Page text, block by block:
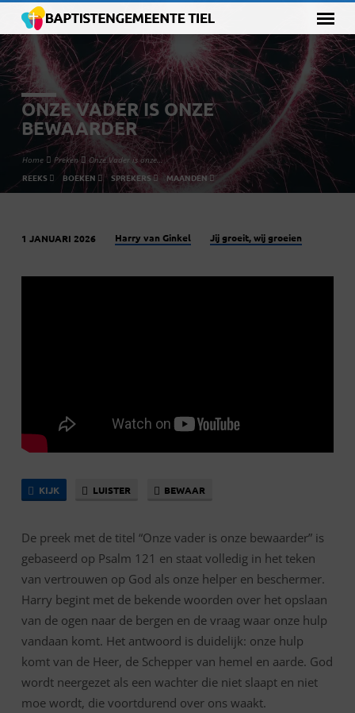
ONZE VADER IS ONZE
BEWAARDER
Home Preken Onze Vader is onze…
REEKS BOEKEN SPREKERS MAANDEN
VADER
1 JANUARI 2026 Harry van Ginkel Jij groeit, wij groeien
KIJK LUISTER BEWAAR
De preek met de titel “Onze vader is onze bewaarder” is
gebaseerd op Psalm 121 en staat volledig in het teken
van vertrouwen op God als onze helper en beschermer.
Harry begint met de bekende woorden over het opslaan
van de ogen naar de bergen en de vraag waar onze hulp
vandaan komt. Het antwoord is duidelijk: onze hulp
komt van de Heer, de Schepper van hemel en aarde. God
wordt neergezet als een wachter die niet slaapt en niet
moe wordt, die voortdurend over ons waakt.